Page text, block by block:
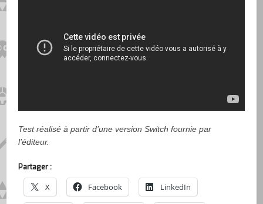
Test réalisé à partir d’une version Switch fournie par
l’éditeur.
Partager :
X Facebook LinkedIn